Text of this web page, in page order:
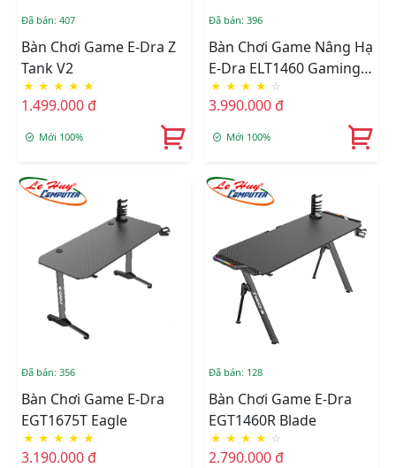
Đã bán: 407
Bàn Chơi Game E-Dra Z
Tank V2
★ ★ ★ ★ ★
1.499.000 đ
Mới 100%
Đã bán: 396
Bàn Chơi Game Nâng Hạ
E-Dra ELT1460 Gaming
Master
★ ★ ★ ★ ☆
3.990.000 đ
Mới 100%
Đã bán: 356
Bàn Chơi Game E-Dra
EGT1675T Eagle
★ ★ ★ ★ ★
3.190.000 đ
Đã bán: 128
Bàn Chơi Game E-Dra
EGT1460R Blade
★ ★ ★ ★ ☆
2.790.000 đ